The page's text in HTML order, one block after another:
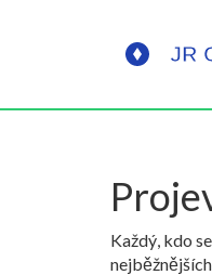
Každý, kdo